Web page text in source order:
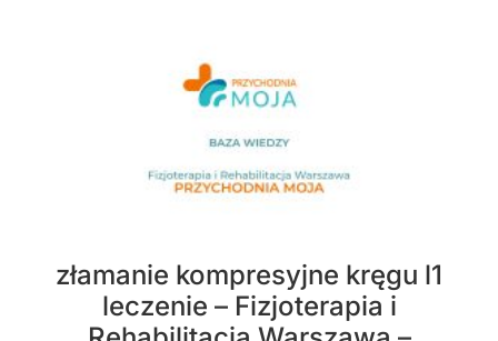
złamanie kompresyjne kręgu l1
leczenie – Fizjoterapia i